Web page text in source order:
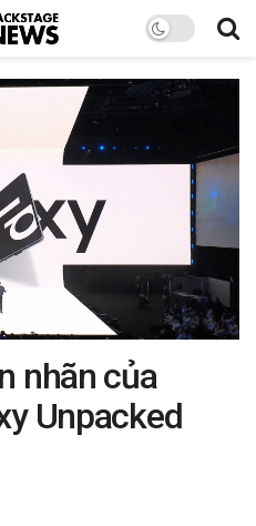
nhãn của
Unpacked